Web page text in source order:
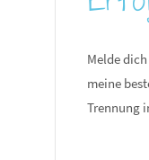
Melde
meine
Trennung